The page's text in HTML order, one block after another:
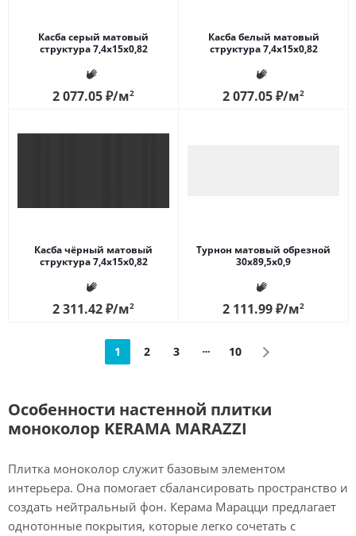
Касба серый матовый
структура 7,4x15x0,82
2 077.05₽/м2
Касба белый матовый
структура 7,4x15x0,82
2 077.05₽/м2
Касба чёрный матовый
структура 7,4x15x0,82
2 311.42₽/м2
Турнон матовый обрезной
30x89,5x0,9
2 111.99₽/м2
1 2 3 10
Особенности настенной плитки
моноколор KERAMA MARAZZI
Плитка моноколор служит базовым элементом
интерьера. Она помогает сбалансировать пространство и
создать нейтральный фон. Керама Марацци предлагает
однотонные покрытия, которые легко сочетать с